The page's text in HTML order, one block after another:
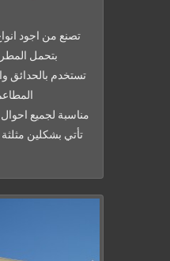
تصنع من اجود
بتحمل
تستخدم بالحدائق
مناسبة لجميع
تأتي بشكلين